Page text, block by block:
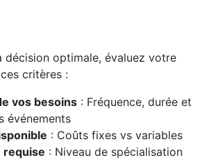
décision optimale, évaluez votre
critères :
vos besoins : Fréquence, durée et
événements
: Coûts fixes vs variables
requise : Niveau de spécialisation